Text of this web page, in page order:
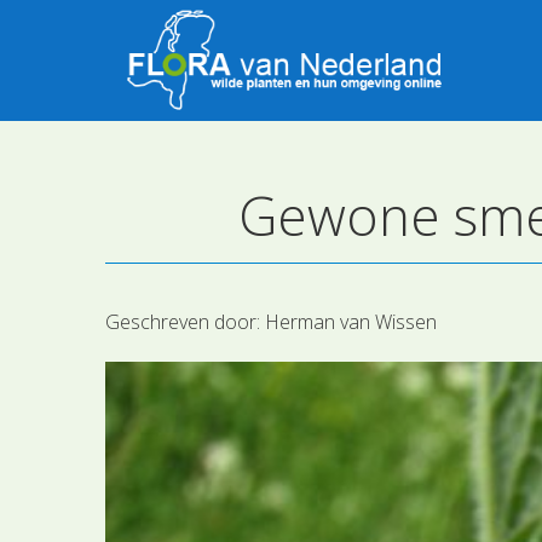
Gewone
Geschreven door: Herman van Wissen